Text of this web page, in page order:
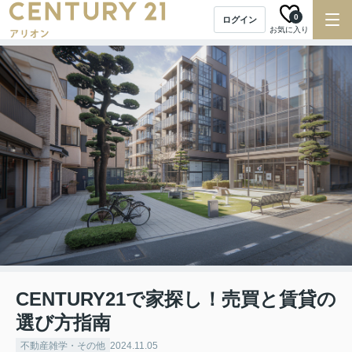
ログイン
お気に入り
0
CENTURY21で家探し！売買と賃貸の
選び方指南
不動産雑学・その他 2024.11.05